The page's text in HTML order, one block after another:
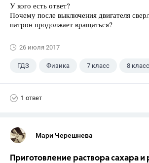
У кого есть ответ?
Почему после выключения двигателя
патрон продолжает вращаться?
26 июля 2017
ГДЗ Физика 7 класс 8 класс
1 ответ
Мари Черешнева
Приготовление раствора сахара и